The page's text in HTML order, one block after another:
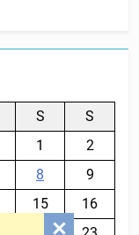
S
S
1
2
8
9
15
16